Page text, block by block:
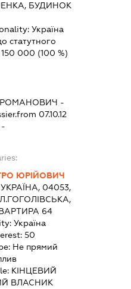
БУДИНОК
Україна
статутного
150 000 (100 %)
РОМАНОВИЧ -
07.10.12
-
ЮРІЙОВИЧ
УКРАЇНА, 04053,
64
Україна
50
Не прямий
КІНЦЕВИЙ
ВЛАСНИК